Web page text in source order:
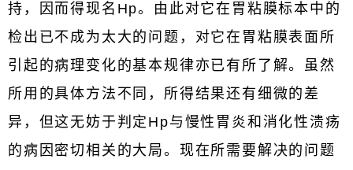
持，因而得现名Hp。由此对它在胃粘膜标本中的
检出已不成为太大的问题，对它在胃粘膜表面所
引起的病理变化的基本规律亦已有所了解。虽然
所用的具体方法不同，所得结果还有细微的差
异，但这无妨于判定Hp与慢性胃炎和消化性溃疡
的病因密切相关的大局。现在所需要解决的问题